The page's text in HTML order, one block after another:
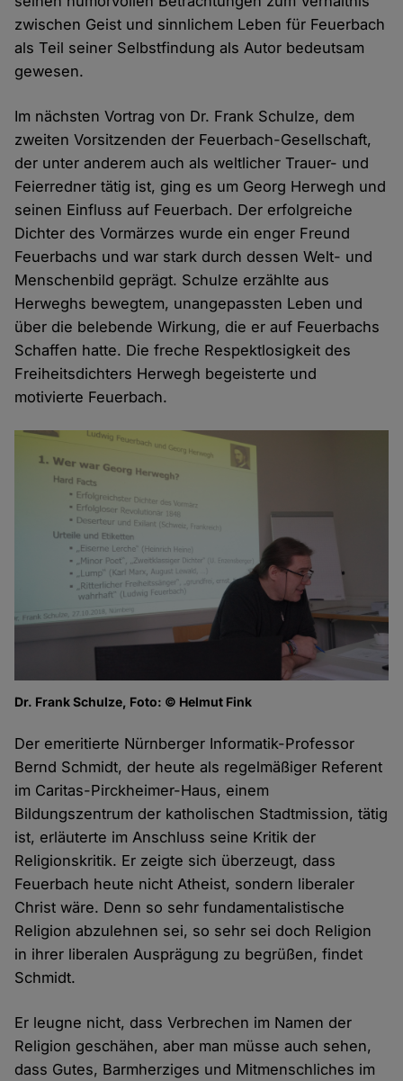
zwischen Geist und sinnlichem Leben für Feuerbach
als Teil seiner Selbstfindung als Autor bedeutsam
gewesen.
Im nächsten Vortrag von Dr. Frank Schulze, dem
zweiten Vorsitzenden der Feuerbach-Gesellschaft,
der unter anderem auch als weltlicher Trauer- und
Feierredner tätig ist, ging es um Georg Herwegh und
seinen Einfluss auf Feuerbach. Der erfolgreiche
Dichter des Vormärzes wurde ein enger Freund
Feuerbachs und war stark durch dessen Welt- und
Menschenbild geprägt. Schulze erzählte aus
Herweghs bewegtem, unangepassten Leben und
über die belebende Wirkung, die er auf Feuerbachs
Schaffen hatte. Die freche Respektlosigkeit des
Freiheitsdichters Herwegh begeisterte und
motivierte Feuerbach.
Dr. Frank Schulze, Foto: © Helmut Fink
Der emeritierte Nürnberger Informatik-Professor
Bernd Schmidt, der heute als regelmäßiger Referent
im Caritas-Pirckheimer-Haus, einem
Bildungszentrum der katholischen Stadtmission, tätig
ist, erläuterte im Anschluss seine Kritik der
Religionskritik. Er zeigte sich überzeugt, dass
Feuerbach heute nicht Atheist, sondern liberaler
Christ wäre. Denn so sehr fundamentalistische
Religion abzulehnen sei, so sehr sei doch Religion
in ihrer liberalen Ausprägung zu begrüßen, findet
Schmidt.
Er leugne nicht, dass Verbrechen im Namen der
Religion geschähen, aber man müsse auch sehen,
dass Gutes, Barmherziges und Mitmenschliches im